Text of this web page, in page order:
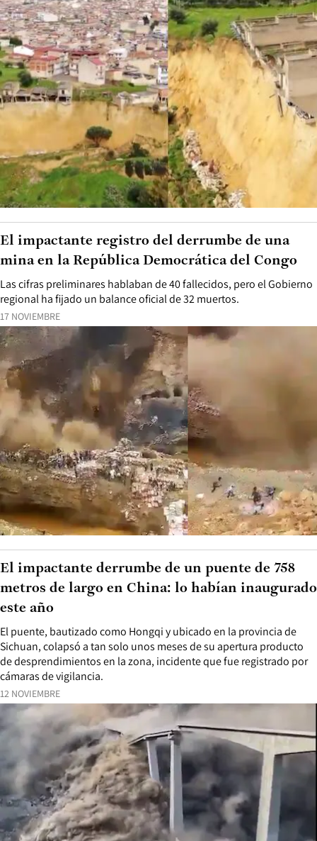
17 NOVIEMBRE
Las cifras preliminares hablaban de 40 fallecidos, pero el Gobierno
regional ha fijado un balance oficial de 32 muertos.
El impactante registro del derrumbe de una
mina en la República Democrática del Congo
12 NOVIEMBRE
El puente, bautizado como Hongqi y ubicado en la provincia de
Sichuan, colapsó a tan solo unos meses de su apertura producto
de desprendimientos en la zona, incidente que fue registrado por
cámaras de vigilancia.
El impactante derrumbe de un puente de 758
metros de largo en China: lo habían inaugurado
este año